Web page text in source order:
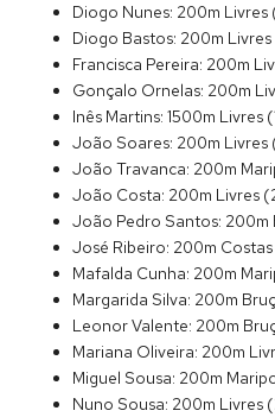
Diogo Nunes: 200m Livres
Diogo Bastos: 200m Livres
Francisca Pereira: 200m
Gonçalo Ornelas: 200m
Inês Martins: 1500m Livres
João Soares: 200m Livres
João Travanca: 200m
João Costa: 200m Livres
João Pedro Santos: 200m
José Ribeiro: 200m Costas
Mafalda Cunha: 200m
Margarida Silva: 200m
Leonor Valente: 200m
Mariana Oliveira: 200m
Miguel Sousa: 200m
Nuno Sousa: 200m Livres